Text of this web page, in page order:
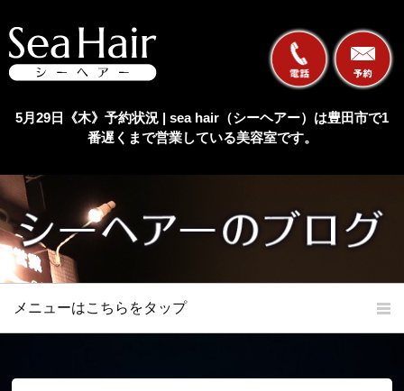
5月29日《木》予約状況 | sea hair（シーヘアー）は豊田市で1
番遅くまで営業している美容室です。
メニューはこちらをタップ